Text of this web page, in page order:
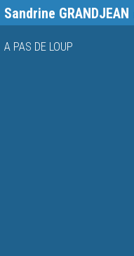
Sandrine GRANDJEAN
A PAS DE LOUP